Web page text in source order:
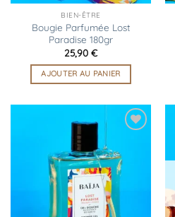
BIEN-ÊTRE
Bougie Parfumée Lost
Paradise 180gr
25,90 €
AJOUTER AU PANIER
liste
d’envies